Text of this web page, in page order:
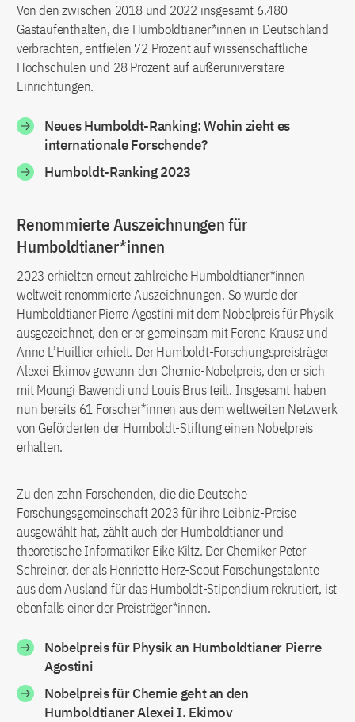
Von den zwischen 2018 und 2022 insgesamt 6.480
Gastaufenthalten, die Humboldtianer*innen in Deutschland
verbrachten, entfielen 72 Prozent auf wissenschaftliche
Hochschulen und 28 Prozent auf außeruniversitäre
Einrichtungen.
Neues Humboldt-Ranking: Wohin zieht es
internationale Forschende?
Humboldt-Ranking 2023
Renommierte Auszeichnungen für
Humboldtianer*innen
2023 erhielten erneut zahlreiche Humboldtianer*innen
weltweit renommierte Auszeichnungen. So wurde der
Humboldtianer Pierre Agostini mit dem Nobelpreis für Physik
ausgezeichnet, den er er gemeinsam mit Ferenc Krausz und
Anne L’Huillier erhielt. Der Humboldt-Forschungspreisträger
Alexei Ekimov gewann den Chemie-Nobelpreis, den er sich
mit Moungi Bawendi und Louis Brus teilt. Insgesamt haben
nun bereits 61 Forscher*innen aus dem weltweiten Netzwerk
von Geförderten der Humboldt-Stiftung einen Nobelpreis
erhalten.
Zu den zehn Forschenden, die die Deutsche
Forschungsgemeinschaft 2023 für ihre Leibniz-Preise
ausgewählt hat, zählt auch der Humboldtianer und
theoretische Informatiker Eike Kiltz. Der Chemiker Peter
Schreiner, der als Henriette Herz-Scout Forschungstalente
aus dem Ausland für das Humboldt-Stipendium rekrutiert, ist
ebenfalls einer der Preisträger*innen.
Nobelpreis für Physik an Humboldtianer Pierre
Agostini
Nobelpreis für Chemie geht an den
Humboldtianer Alexei I. Ekimov